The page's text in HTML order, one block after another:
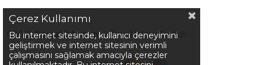
©2025Parcatikla.com| Tüm Hakları Saklıdır.
Çerez Kullanımı
Bu internet sitesinde, kullanıcı deneyimini
geliştirmek ve internet sitesinin verimli
çalışmasını sağlamak amacıyla çerezler